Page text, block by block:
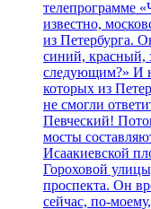
телепрограмме
известно,
из Петербурга.
синий, красный,
следующим?» И
которых из
не смогли
Певческий!
мосты
Исаакиевской
Гороховой
проспекта. Он
сейчас, по-